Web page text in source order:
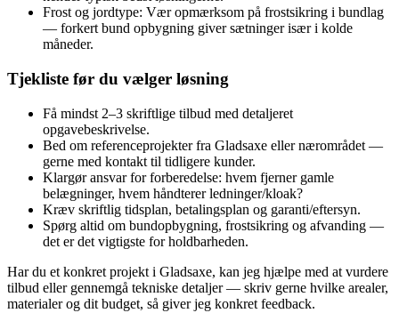
Frost og jordtype: Vær opmærksom på frostsikring i bundlag
— forkert bund opbygning giver sætninger især i kolde
måneder.
Tjekliste før du vælger løsning
Få mindst 2–3 skriftlige tilbud med detaljeret
opgavebeskrivelse.
Bed om referenceprojekter fra Gladsaxe eller nærområdet —
gerne med kontakt til tidligere kunder.
Klargør ansvar for forberedelse: hvem fjerner gamle
belægninger, hvem håndterer ledninger/kloak?
Kræv skriftlig tidsplan, betalingsplan og garanti/eftersyn.
Spørg altid om bundopbygning, frostsikring og afvanding —
det er det vigtigste for holdbarheden.
Har du et konkret projekt i Gladsaxe, kan jeg hjælpe med at vurdere
tilbud eller gennemgå tekniske detaljer — skriv gerne hvilke arealer,
materialer og dit budget, så giver jeg konkret feedback.